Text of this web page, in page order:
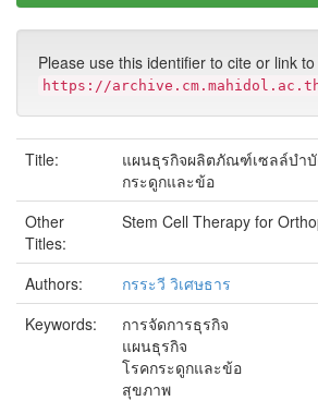
Please use this identifier to cite or link
https://
Title:
แผนธุรกิจผลิตภัณฑ์เซลล์บำ
กระดูกและข้อ
Other
Titles:
Stem Cell Therapy for
Authors:
กรระวี วิเศษธาร
Keywords:
การจัดการธุรกิจ
แผนธุรกิจ
โรคกระดูกและข้อ
สุขภาพ